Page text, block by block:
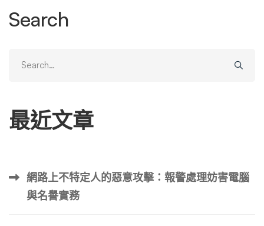
Search
for:
最近文章
網路上不特定人的惡意攻擊：報警處理妨害電腦
與名譽實務